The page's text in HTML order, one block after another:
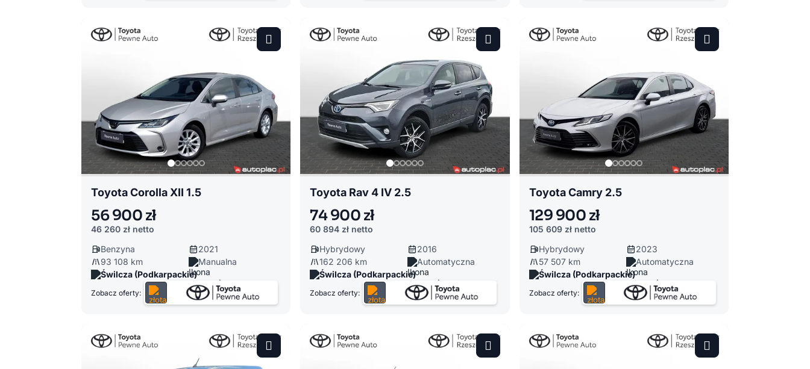
Toyota Corolla XII 1.5
56 900 zł
46 260 zł netto
Benzyna
2021
93 108 km
Manualna
Świlcza (Podkarpackie)
Zobacz oferty:
Toyota Rav 4 IV 2.5
74 900 zł
60 894 zł netto
Hybrydowy
2016
162 206 km
Automatyczna
Świlcza (Podkarpackie)
Zobacz oferty:
Toyota Camry 2.5
129 900 zł
105 609 zł netto
Hybrydowy
2023
57 507 km
Automatyczna
Świlcza (Podkarpackie)
Zobacz oferty: